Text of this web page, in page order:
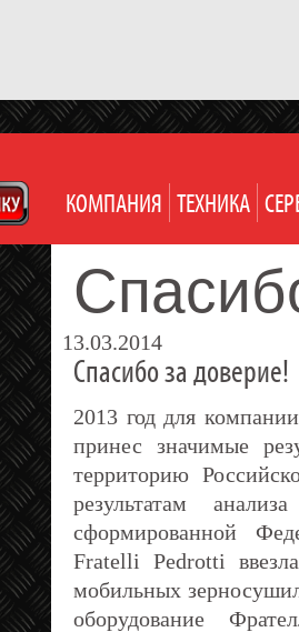
КОМПАНИЯ ТЕХНИКА
13.03.2014
Спасибо за доверие!
2013 год для
принес значимые
территорию
результатам
сформированной
Fratelli Pedrotti
мобильных
оборудование